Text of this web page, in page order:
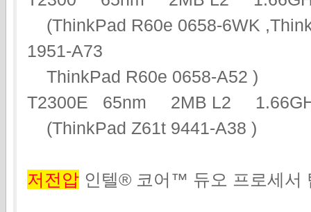
(ThinkPad R60e 0658-6WK
1951-A73
ThinkPad R60e 0658-A52 )
T2300E 65nm 2MB L2
(ThinkPad Z61t 9441-A38 )
저전압 인텔® 코어™ 듀오 프로세서